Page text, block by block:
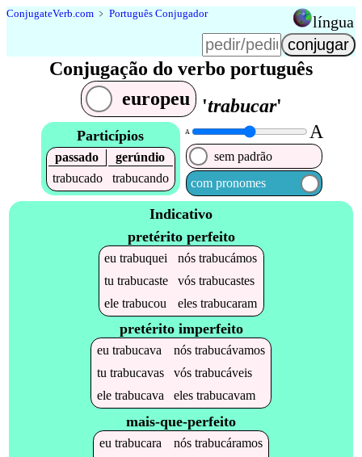
ConjugateVerb.com ﹥ Português Conjugador língua
Conjugação do verbo português
europeu
'trabucar'
Particípios
passado
gerúndio
trabucado
trabucando
A A
sem padrão
com pronomes
Indicativo
pretérito perfeito
eutrabuquei nóstrabucámos
tutrabucaste vóstrabucastes
eletrabucou elestrabucaram
pretérito imperfeito
eu trabucava nós trabucávamos
tu trabucavas vós trabucáveis
ele trabucava eles trabucavam
mais-que-perfeito
eu trabucara nós trabucáramos